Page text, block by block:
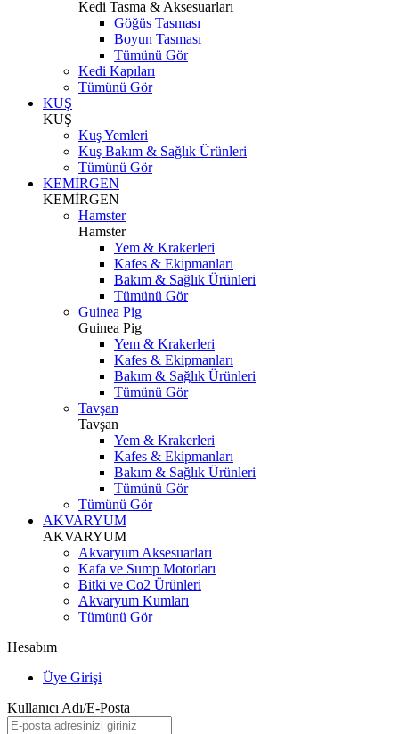
Kedi Tasma & Aksesuarları
Göğüs Tasması
Boyun Tasması
Tümünü Gör
Kedi Kapıları
Tümünü Gör
KUŞ
KUŞ
Kuş Yemleri
Kuş Bakım & Sağlık Ürünleri
Tümünü Gör
KEMİRGEN
KEMİRGEN
Hamster
Hamster
Yem & Krakerleri
Kafes & Ekipmanları
Bakım & Sağlık Ürünleri
Tümünü Gör
Guinea Pig
Guinea Pig
Yem & Krakerleri
Kafes & Ekipmanları
Bakım & Sağlık Ürünleri
Tümünü Gör
Tavşan
Tavşan
Yem & Krakerleri
Kafes & Ekipmanları
Bakım & Sağlık Ürünleri
Tümünü Gör
Tümünü Gör
AKVARYUM
AKVARYUM
Akvaryum Aksesuarları
Kafa ve Sump Motorları
Bitki ve Co2 Ürünleri
Akvaryum Kumları
Tümünü Gör
Hesabım
Üye Girişi
Kullanıcı Adı/E-Posta